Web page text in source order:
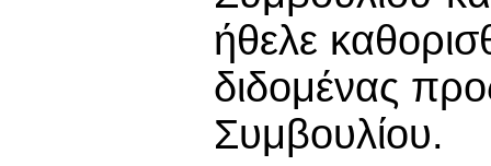
ήθελε
διδομένας
Συμβουλίου.